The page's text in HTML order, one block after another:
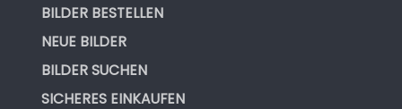
BILDER BESTELLEN
NEUE BILDER
BILDER SUCHEN
SICHERES EINKAUFEN